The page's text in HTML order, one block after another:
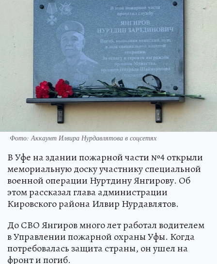
Фото: Аккаунт Илвира Нурдавлятова в соцсетях
В Уфе на здании пожарной части №4 открыли
мемориальную доску участнику специальной
военной операции Нуртдину Янгирову. Об
этом рассказал глава администрации
Кировского района Илвир Нурдавлятов.
До СВО Янгиров много лет работал водителем
в Управлении пожарной охраны Уфы. Когда
потребовалась защита страны, он ушел на
фронт и погиб.